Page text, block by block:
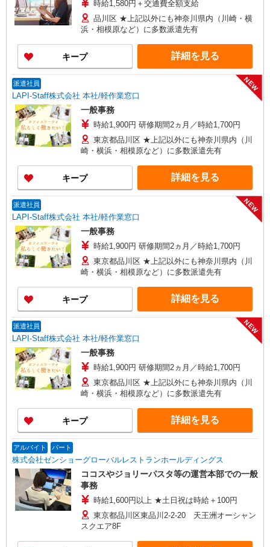
時給1,580円＋交通費全額支給
品川区 ★上記以外にも神奈川県内（川崎・横
浜・相模原など）に多数派遣先有
キープ 詳細を見る
派遣社員
LAPI-Staff株式会社 本社/軽作業窓口
NEW
一般事務
時給1,900円 研修期間2ヵ月／時給1,700円
東京都品川区 ★上記以外にも神奈川県内（川
崎・横浜・相模原など）に多数派遣先有
キープ 詳細を見る
派遣社員
LAPI-Staff株式会社 本社/軽作業窓口
NEW
一般事務
時給1,900円 研修期間2ヵ月／時給1,700円
東京都品川区 ★上記以外にも神奈川県内（川
崎・横浜・相模原など）に多数派遣先有
キープ 詳細を見る
派遣社員
LAPI-Staff株式会社 本社/軽作業窓口
NEW
一般事務
時給1,900円 研修期間2ヵ月／時給1,700円
東京都品川区 ★上記以外にも神奈川県内（川
崎・横浜・相模原など）に多数派遣先有
キープ 詳細を見る
アルバイト パート
株式会社ゼンショーグローバルレストランホールディングス
ココスやジョリーパスタ等の運営本部での一般
事務
時給1,600円以上 ★土日祝は時給＋100円
東京都品川区東品川2-2-20 天王洲オーシャン
スクエア8F